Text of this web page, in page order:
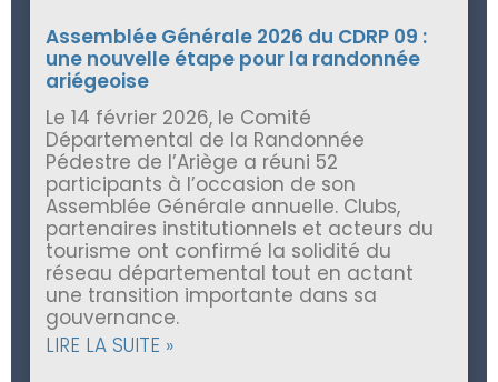
Assemblée Générale 2026 du CDRP 09 :
une nouvelle étape pour la randonnée
ariégeoise
Le 14 février 2026, le Comité
Départemental de la Randonnée
Pédestre de l’Ariège a réuni 52
participants à l’occasion de son
Assemblée Générale annuelle. Clubs,
partenaires institutionnels et acteurs du
tourisme ont confirmé la solidité du
réseau départemental tout en actant
une transition importante dans sa
gouvernance.
LIRE LA SUITE »